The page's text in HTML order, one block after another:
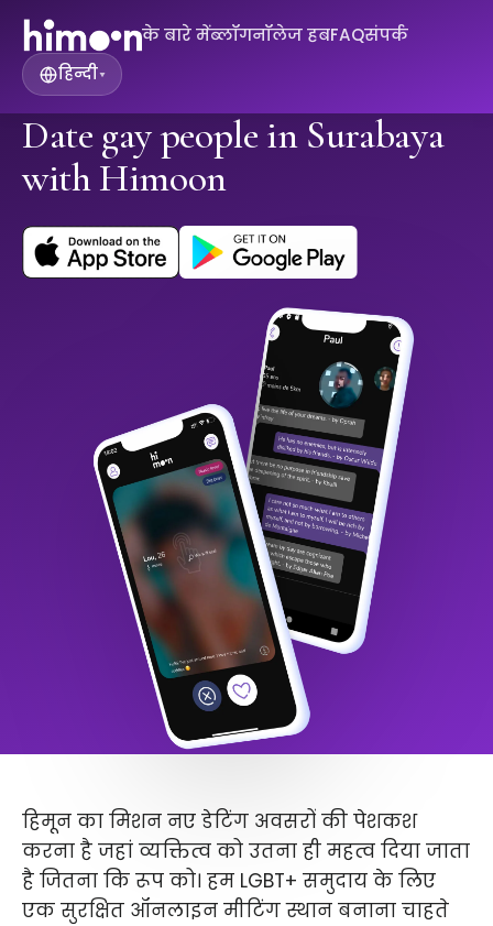
के बारे मेंब्लॉगनॉलेज हबFAQसंपर्क
हिन्दी▾
Date gay people in Surabaya
with Himoon
हिमून का मिशन नए डेटिंग अवसरों की पेशकश
करना है जहां व्यक्तित्व को उतना ही महत्व दिया जाता
है जितना कि रूप को। हम LGBT+ समुदाय के लिए
एक सुरक्षित ऑनलाइन मीटिंग स्थान बनाना चाहते